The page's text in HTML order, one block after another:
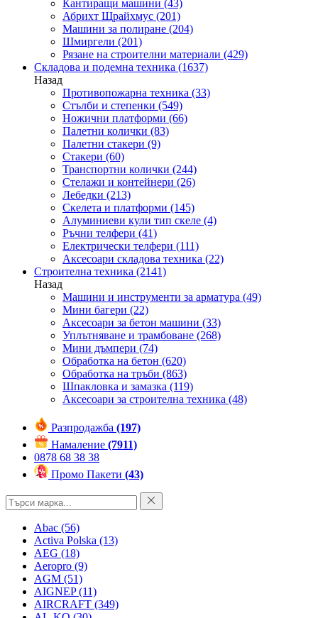
Кантиращи машини (43)
Абрихт Щрайхмус (201)
Машини за полиране (204)
Шмиргели (201)
Рязане на строителни материали (429)
Складова и подемна техника (1637)
Назад
Противопожарна техника (33)
Стълби и степенки (549)
Ножични платформи (66)
Палетни колички (83)
Палетни стакери (9)
Стакери (60)
Транспортни колички (244)
Стелажи и контейнери (26)
Лебедки (213)
Скелета и платформи (145)
Алуминиеви кули тип скеле (4)
Ръчни телфери (41)
Електрически телфери (111)
Аксесоари складова техника (22)
Строителна техника (2141)
Назад
Машини и инструменти за арматура (49)
Мини багери (22)
Аксесоари за бетон машини (33)
Уплътняване и трамбоване (268)
Мини дъмпери (74)
Обработка на бетон (620)
Обработка на тръби (863)
Шпакловка и замазка (119)
Аксесоари за строителна техника (48)
Разпродажба (197)
Намаление (7911)
0878 68 38 38
Промо Пакети (43)
Abac (56)
Activa Polska (13)
AEG (18)
Aeropro (9)
AGM (51)
AIGNEP(11)
AIRCRAFT (349)